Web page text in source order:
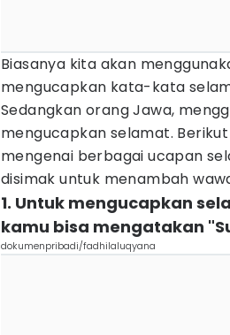
Biasanya kita akan
mengucapkan kata-kata
Sedangkan orang Jawa,
mengucapkan selamat.
mengenai berbagai ucapan
disimak untuk menambah
1. Untuk mengucapkan
kamu bisa mengatakan
dokumenpribadi/fadhilaluqyana